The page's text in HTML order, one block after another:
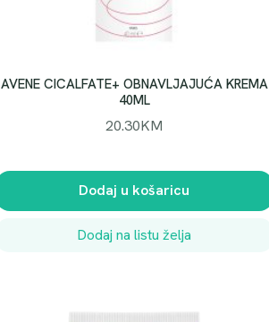
AVENE CICALFATE+ OBNAVLJAJUĆA KREMA
40ML
20.30KM
Dodaj u košaricu
Dodaj na listu želja